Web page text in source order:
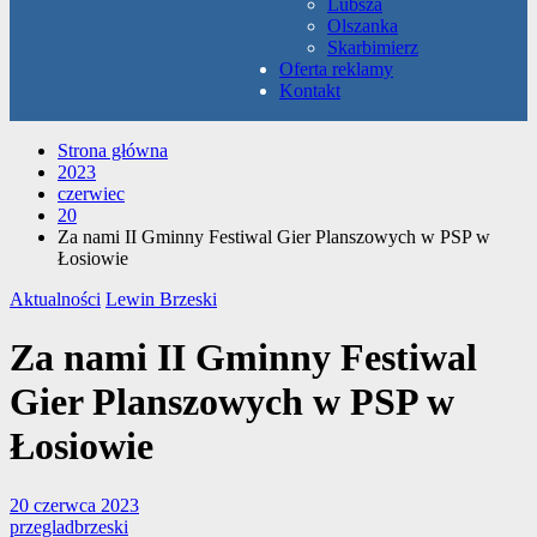
Lubsza
Olszanka
Skarbimierz
Oferta reklamy
Kontakt
Strona główna
2023
czerwiec
20
Za nami II Gminny Festiwal Gier Planszowych w PSP w
Łosiowie
Aktualności Lewin Brzeski
Za nami II Gminny Festiwal
Gier Planszowych w PSP w
Łosiowie
20 czerwca 2023
przegladbrzeski